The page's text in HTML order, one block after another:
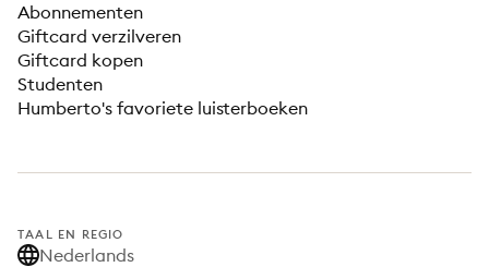
Abonnementen
Giftcard verzilveren
Giftcard kopen
Studenten
Humberto's favoriete luisterboeken
TAAL EN REGIO
Nederlands